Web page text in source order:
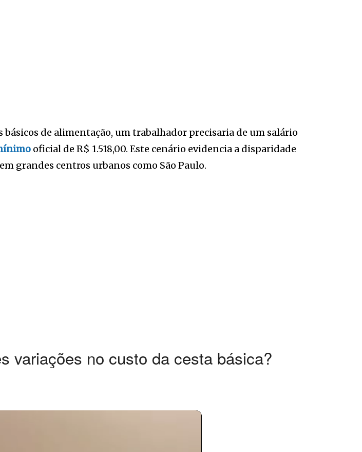
de alimentação, um trabalhador precisaria de um salário
oficial de R$ 1.518,00. Este cenário evidencia a disparidade
grandes centros urbanos como São Paulo.
variações no custo da cesta básica?